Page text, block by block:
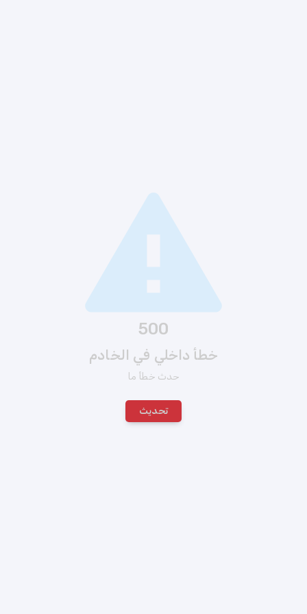
500
خطأ داخلي في الخادم
حدث خطأ ما
تحديث